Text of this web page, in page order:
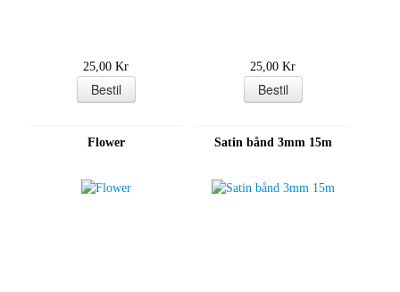
25,00 Kr 25,00 Kr
Flower Satin bånd 3mm 15m